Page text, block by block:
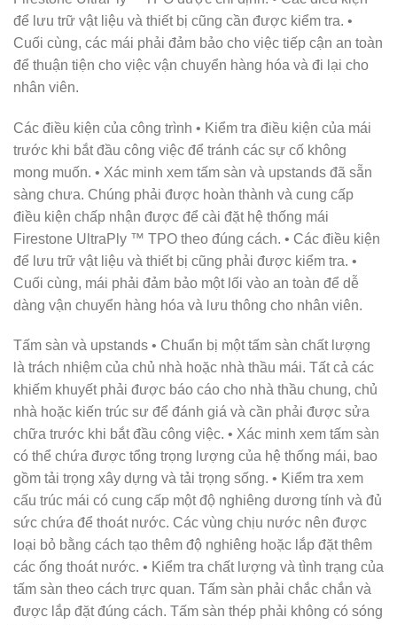
để lưu trữ vật liệu và thiết bị cũng cần được kiểm tra. •
Cuối cùng, các mái phải đảm bảo cho việc tiếp cận an toàn
để thuận tiện cho việc vận chuyển hàng hóa và đi lại cho
nhân viên.
Các điều kiện của công trình • Kiểm tra điều kiện của mái
trước khi bắt đầu công việc để tránh các sự cố không
mong muốn. • Xác minh xem tấm sàn và upstands đã sẵn
sàng chưa. Chúng phải được hoàn thành và cung cấp
điều kiện chấp nhận được để cài đặt hệ thống mái
Firestone UltraPly ™ TPO theo đúng cách. • Các điều kiện
để lưu trữ vật liệu và thiết bị cũng phải được kiểm tra. •
Cuối cùng, mái phải đảm bảo một lối vào an toàn để dễ
dàng vận chuyển hàng hóa và lưu thông cho nhân viên.
Tấm sàn và upstands • Chuẩn bị một tấm sàn chất lượng
là trách nhiệm của chủ nhà hoặc nhà thầu mái. Tất cả các
khiếm khuyết phải được báo cáo cho nhà thầu chung, chủ
nhà hoặc kiến trúc sư để đánh giá và cần phải được sửa
chữa trước khi bắt đầu công việc. • Xác minh xem tấm sàn
có thể chứa được tổng trọng lượng của hệ thống mái, bao
gồm tải trọng xây dựng và tải trọng sống. • Kiểm tra xem
cấu trúc mái có cung cấp một độ nghiêng dương tính và đủ
sức chứa để thoát nước. Các vùng chịu nước nên được
loại bỏ bằng cách tạo thêm độ nghiêng hoặc lắp đặt thêm
các ống thoát nước. • Kiểm tra chất lượng và tình trạng của
tấm sàn theo cách trực quan. Tấm sàn phải chắc chắn và
được lắp đặt đúng cách. Tấm sàn thép phải không có sóng